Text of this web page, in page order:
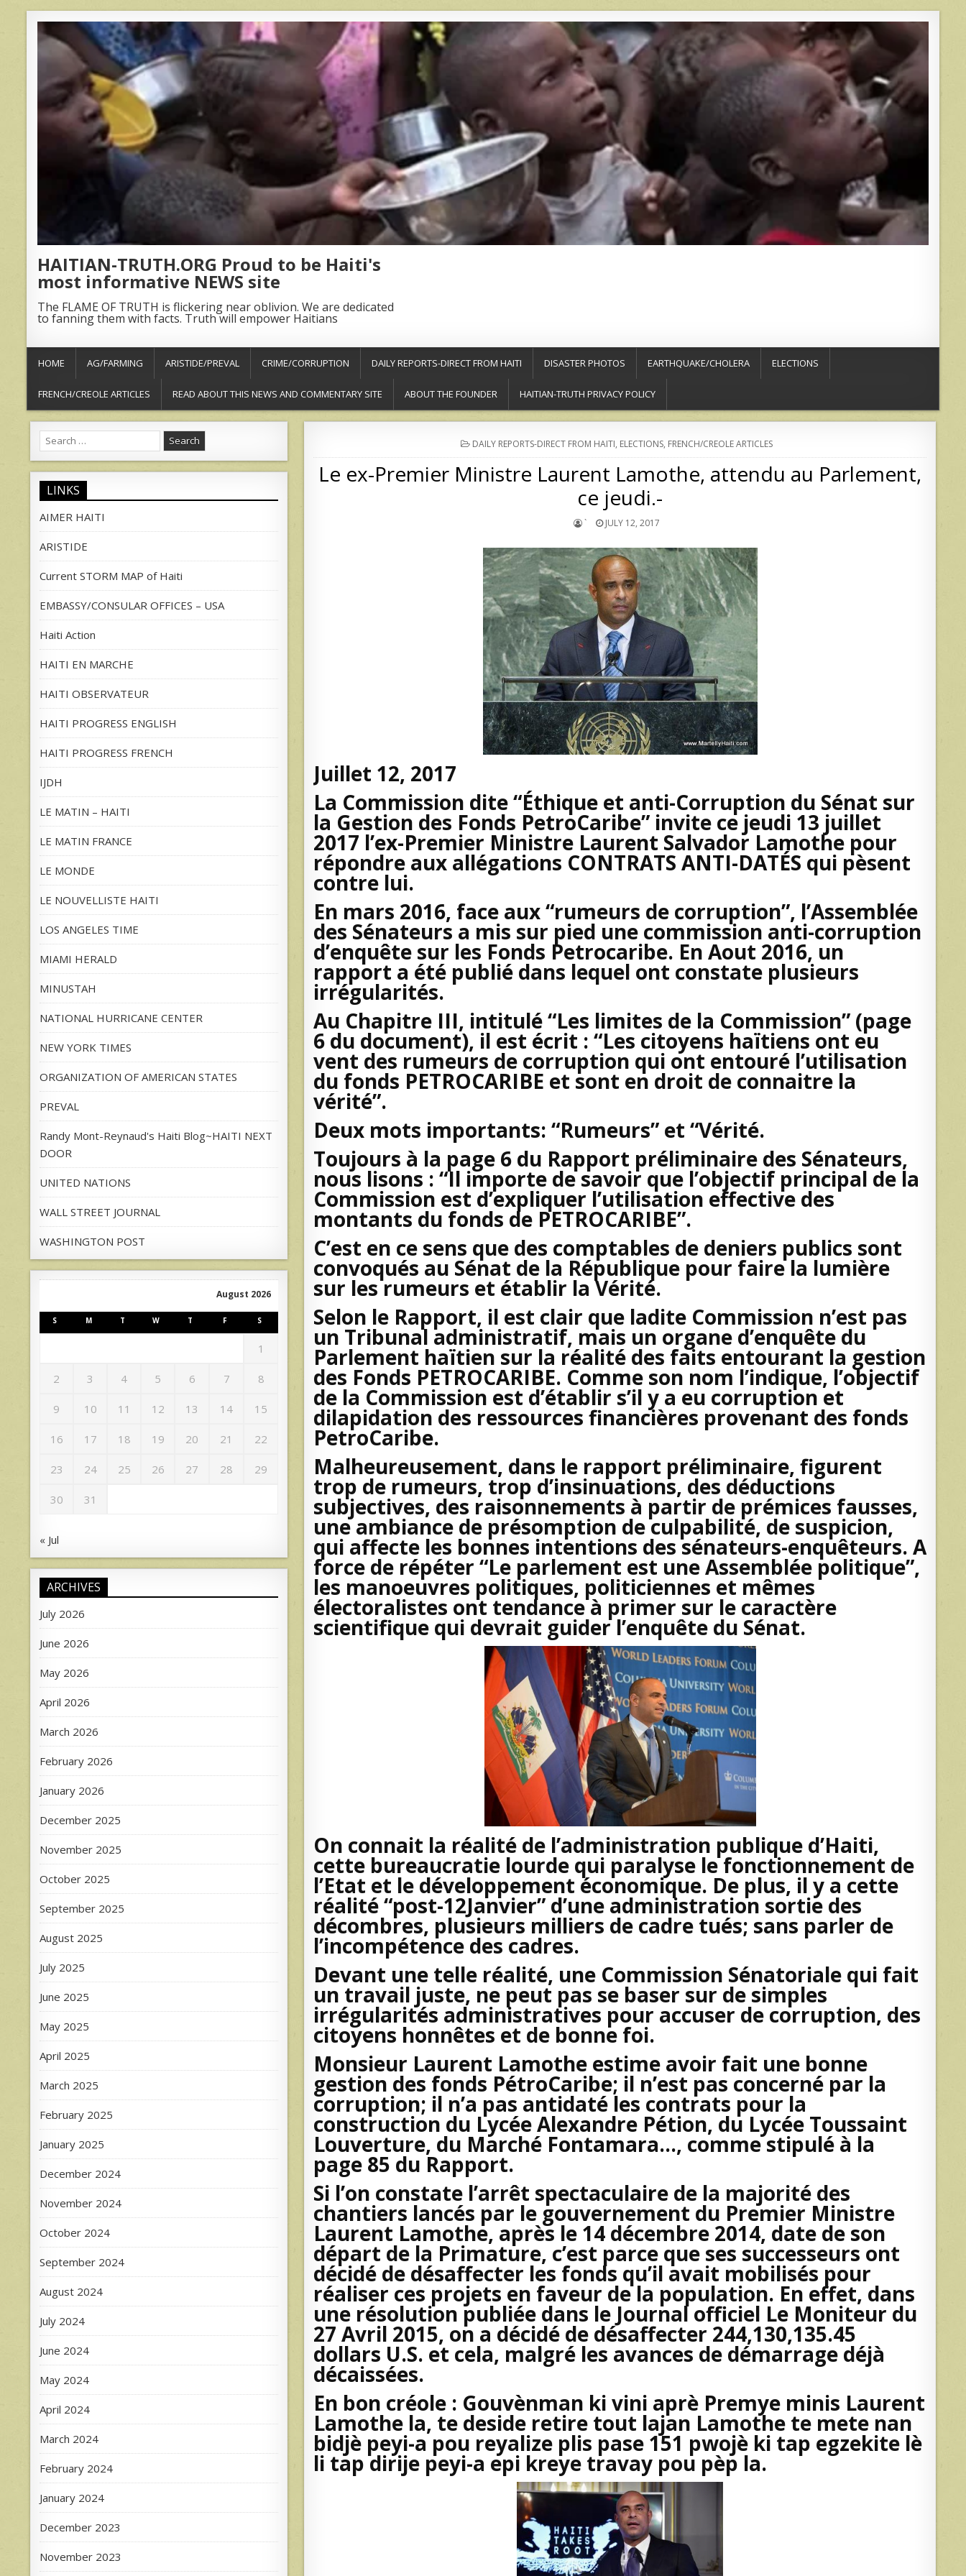
HAITIAN-TRUTH.ORG Proud to be Haiti's
most informative NEWS site
The FLAME OF TRUTH is flickering near oblivion. We are dedicated
to fanning them with facts. Truth will empower Haitians
HOME AG/FARMING ARISTIDE/PREVAL CRIME/CORRUPTION DAILY REPORTS-DIRECT FROM HAITI DISASTER PHOTOS EARTHQUAKE/CHOLERA ELECTIONS
FRENCH/CREOLE ARTICLES READ ABOUT THIS NEWS AND COMMENTARY SITE ABOUT THE FOUNDER HAITIAN-TRUTH PRIVACY POLICY
POSTED
IN
DAILY REPORTS-DIRECT FROM HAITI, ELECTIONS, FRENCH/CREOLE ARTICLES
Le ex-Premier Ministre Laurent Lamothe, attendu au Parlement,
ce jeudi.-
` JULY 12, 2017
Juillet 12, 2017
La Commission dite “Éthique et anti-Corruption du Sénat sur
la Gestion des Fonds PetroCaribe” invite ce jeudi 13 juillet
2017 l’ex-Premier Ministre Laurent Salvador Lamothe pour
répondre aux allégations CONTRATS ANTI-DATÉS qui pèsent
contre lui.
En mars 2016, face aux “rumeurs de corruption”, l’Assemblée
des Sénateurs a mis sur pied une commission anti-corruption
d’enquête sur les Fonds Petrocaribe. En Aout 2016, un
rapport a été publié dans lequel ont constate plusieurs
irrégularités.
Au Chapitre III, intitulé “Les limites de la Commission” (page
6 du document), il est écrit : “Les citoyens haïtiens ont eu
vent des rumeurs de corruption qui ont entouré l’utilisation
du fonds PETROCARIBE et sont en droit de connaitre la
vérité”.
Deux mots importants: “Rumeurs” et “Vérité.
Toujours à la page 6 du Rapport préliminaire des Sénateurs,
nous lisons : “Il importe de savoir que l’objectif principal de la
Commission est d’expliquer l’utilisation effective des
montants du fonds de PETROCARIBE”.
C’est en ce sens que des comptables de deniers publics sont
convoqués au Sénat de la République pour faire la lumière
sur les rumeurs et établir la Vérité.
Selon le Rapport, il est clair que ladite Commission n’est pas
un Tribunal administratif, mais un organe d’enquête du
Parlement haïtien sur la réalité des faits entourant la gestion
des Fonds PETROCARIBE. Comme son nom l’indique, l’objectif
de la Commission est d’établir s’il y a eu corruption et
dilapidation des ressources financières provenant des fonds
PetroCaribe.
Malheureusement, dans le rapport préliminaire, figurent
trop de rumeurs, trop d’insinuations, des déductions
subjectives, des raisonnements à partir de prémices fausses,
une ambiance de présomption de culpabilité, de suspicion,
qui affecte les bonnes intentions des sénateurs-enquêteurs. A
force de répéter “Le parlement est une Assemblée politique”,
les manoeuvres politiques, politiciennes et mêmes
électoralistes ont tendance à primer sur le caractère
scientifique qui devrait guider l’enquête du Sénat.
On connait la réalité de l’administration publique d’Haiti,
cette bureaucratie lourde qui paralyse le fonctionnement de
l’Etat et le développement économique. De plus, il y a cette
réalité “post-12Janvier” d’une administration sortie des
décombres, plusieurs milliers de cadre tués; sans parler de
l’incompétence des cadres.
Devant une telle réalité, une Commission Sénatoriale qui fait
un travail juste, ne peut pas se baser sur de simples
irrégularités administratives pour accuser de corruption, des
citoyens honnêtes et de bonne foi.
Monsieur Laurent Lamothe estime avoir fait une bonne
gestion des fonds PétroCaribe; il n’est pas concerné par la
corruption; il n’a pas antidaté les contrats pour la
construction du Lycée Alexandre Pétion, du Lycée Toussaint
Louverture, du Marché Fontamara…, comme stipulé à la
page 85 du Rapport.
Si l’on constate l’arrêt spectaculaire de la majorité des
chantiers lancés par le gouvernement du Premier Ministre
Laurent Lamothe, après le 14 décembre 2014, date de son
départ de la Primature, c’est parce que ses successeurs ont
décidé de désaffecter les fonds qu’il avait mobilisés pour
réaliser ces projets en faveur de la population. En effet, dans
une résolution publiée dans le Journal officiel Le Moniteur du
27 Avril 2015, on a décidé de désaffecter 244,130,135.45
dollars U.S. et cela, malgré les avances de démarrage déjà
décaissées.
En bon créole : Gouvènman ki vini aprè Premye minis Laurent
Lamothe la, te deside retire tout lajan Lamothe te mete nan
bidjè peyi-a pou reyalize plis pase 151 pwojè ki tap egzekite lè
li tap dirije peyi-a epi kreye travay pou pèp la.
Search
for:
LINKS
AIMER HAITI
ARISTIDE
Current STORM MAP of Haiti
EMBASSY/CONSULAR OFFICES – USA
Haiti Action
HAITI EN MARCHE
HAITI OBSERVATEUR
HAITI PROGRESS ENGLISH
HAITI PROGRESS FRENCH
IJDH
LE MATIN – HAITI
LE MATIN FRANCE
LE MONDE
LE NOUVELLISTE HAITI
LOS ANGELES TIME
MIAMI HERALD
MINUSTAH
NATIONAL HURRICANE CENTER
NEW YORK TIMES
ORGANIZATION OF AMERICAN STATES
PREVAL
Randy Mont-Reynaud's Haiti Blog~HAITI NEXT
DOOR
UNITED NATIONS
WALL STREET JOURNAL
WASHINGTON POST
August 2026
S M T W T F S
1
2 3 4 5 6 7 8
9 10 11 12 13 14 15
16 17 18 19 20 21 22
23 24 25 26 27 28 29
30 31
« Jul
ARCHIVES
July 2026
June 2026
May 2026
April 2026
March 2026
February 2026
January 2026
December 2025
November 2025
October 2025
September 2025
August 2025
July 2025
June 2025
May 2025
April 2025
March 2025
February 2025
January 2025
December 2024
November 2024
October 2024
September 2024
August 2024
July 2024
June 2024
May 2024
April 2024
March 2024
February 2024
January 2024
December 2023
November 2023